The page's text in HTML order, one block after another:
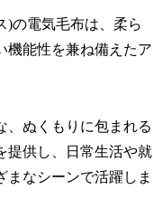
)の電気毛布は、柔ら
機能性を兼ね備えたア
、ぬくもりに包まれる
提供し、日常生活や就
まなシーンで活躍しま